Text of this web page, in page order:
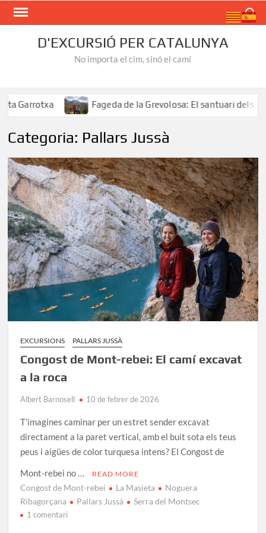
Skip
D'EXCURSIÓ PER CATALUNYA
No importa el cim, sinó el camí
Fageda de la Grevolosa: El santuari dels arbres
Categoria: Pallars Jussà
EXCURSIONS PALLARS JUSSÀ
Congost de Mont-rebei: El camí excavat
a la roca
Albert Barnosell 10 de febrer de 2026
T’imagines caminar per un estret sender excavat
directament a la paret vertical, amb el buit sota els teus
peus i aigües de color turquesa intens? El Congost de
Mont-rebei no …
READ MORE
Congost de Mont-rebei La Masieta
Noguera
Ribagorçana
Pallars Jussà Serra del Montsec
1 comentaria